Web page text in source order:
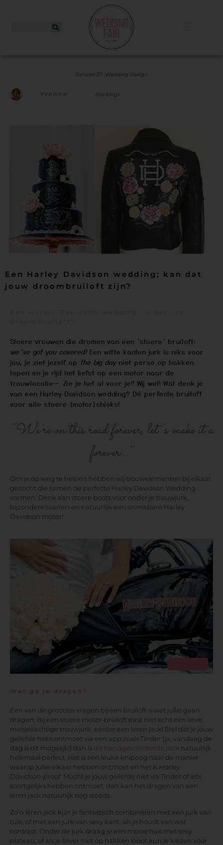
Januari 27 ,Wedding Design
Yvonne Alle blogs
Een Harley Davidson wedding; kan dat
jouw droombruiloft zijn?
Stoere vrouwen die dromen van een ‘stoere’ bruiloft:
we’ve got you covered!Een witte kanten jurk is niks voor
jou, je ziet jezelf op the big dayniet perse op hakken
lopen en je rijd het liefst op een motor naar de
trouwlocatie… Zie je het al voor je? Wij wel! Wat denk je
van een Harley Davidson wedding? Dé perfecte bruiloft
voor alle stoere (motor)chicks!
‘’We’re on this road forever, let’s make it a
forever…’’
Om je op weg te helpen hebben wij trouwelementen bij elkaar
gezocht die samen de perfecte Harley Davidson Wedding
vormen. Denk aan stoere boots voor onder je trouwjurk,
bijzondere taarten en natuurlijk een onmisbare Harley
Davidson motor!
Wat ga je dragen?
Een van de grootste vragen bij een bruiloft is wat jullie gaan
dragen. Bij een stoere motor-bruiloft past niet echt een lieve,
meisjesachtige trouwjurk, eerder een leren jack! Stel dat je jouw
geliefde hebt ontmoet via een app zoals Tinder (ja, vandaag de
dag is dit mogelijk!) dan is dit handgeschilderde jack natuurlijk
helemaal perfect. Het is een leuke knipoog naar de manier
waarop jullie elkaar hebben ontmoet en het is Harley
Davidson-proof. Mocht je jouw geliefde niet via Tinder of iets
soortgelijks hebben ontmoet, dan kan het dragen van een
leren jack natuurlijk nog steeds.
Zo’n leren jack kun je fantastisch combineren met een jurk van
tule, of met een jurk van sexy kant, als je houdt van wat
contrast. Onder de jurk draag je een mooie hak met sexy
plateau, of als je liever niet op hakken loopt kun je kiezen voor